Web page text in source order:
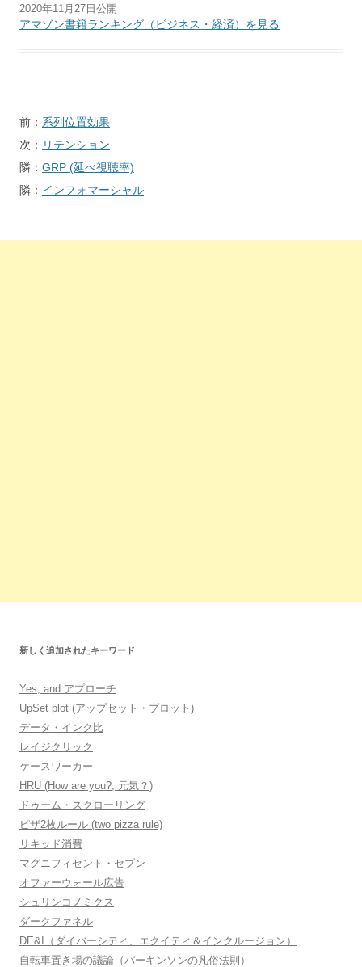
2020年11月27日公開
アマゾン書籍ランキング（ビジネス・経済）を見る
投
稿
ナ
ビ
前： 系列位置効果
次： リテンション
隣： GRP (延べ視聴率)
隣： インフォマーシャル
新しく追加されたキーワード
Yes, and アプローチ
UpSet plot (アップセット・プロット)
データ・インク比
レイジクリック
ケースワーカー
HRU (How are you?, 元気？)
ドゥーム・スクローリング
ピザ2枚ルール (two pizza rule)
リキッド消費
マグニフィセント・セブン
オファーウォール広告
シュリンコノミクス
ダークファネル
DE&I（ダイバーシティ、エクイティ＆インクルージョン）
自転車置き場の議論（パーキンソンの凡俗法則）